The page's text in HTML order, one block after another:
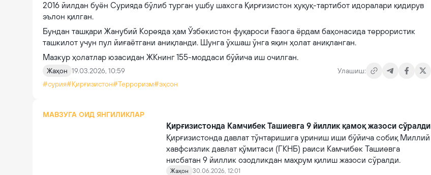
2016 йилдан буён Сурияда бўлиб турган ушбу шахсга Қирғизистон ҳуқуқ-тартибот идоралари қидирув
эълон қилган.
Бундан ташқари Жанубий Кореяда ҳам Ўзбекистон фуқароси Ғазога ёрдам баҳонасида террористик
ташкилот учун пул йиғаётгани аниқланди. Шунга ўхшаш ўнга яқин ҳолат аниқланган.
Мазкур ҳолатлар юзасидан ЖКнинг 155-моддаси бўйича иш очилган.
Жаҳон 19.03.2026, 10:59
Улашиш:
#сурия#Қирғизистон#Терроризм#эҳсон
МАВЗУГА ОИД ЯНГИЛИКЛАР
Қирғизистонда Камчибек Ташиевга 9 йиллик қамоқ жазоси сўралди
Қирғизистонда давлат тўнтаришига уриниш иши бўйича собиқ Миллий
хавфсизлик давлат қўмитаси (ГКНБ) раиси Камчибек Ташиевга
нисбатан 9 йиллик озодликдан маҳрум қилиш жазоси сўралди.
Жаҳон 30.06.2026, 12:01